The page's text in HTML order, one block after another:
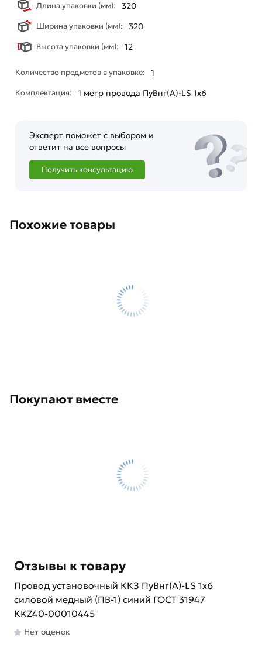
Длина упаковки (мм): 320
Ширина упаковки (мм): 320
Высота упаковки (мм): 12
Количество предметов в упаковке: 1
Комплектация: 1 метр провода ПуВнг(А)-LS 1х6
Эксперт поможет с выбором и
ответит на все вопросы
Получить консультацию
Похожие товары
Покупают вместе
Отзывы к товару
Провод установочный ККЗ ПуВнг(А)-LS 1х6
силовой медный (ПВ-1) синий ГОСТ 31947
KKZ40-00010445
Нет оценок